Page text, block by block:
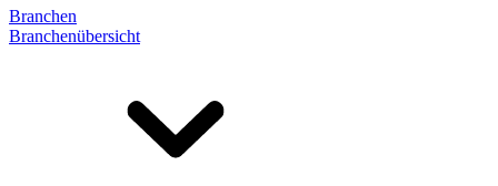
Branchen
Branchenübersicht